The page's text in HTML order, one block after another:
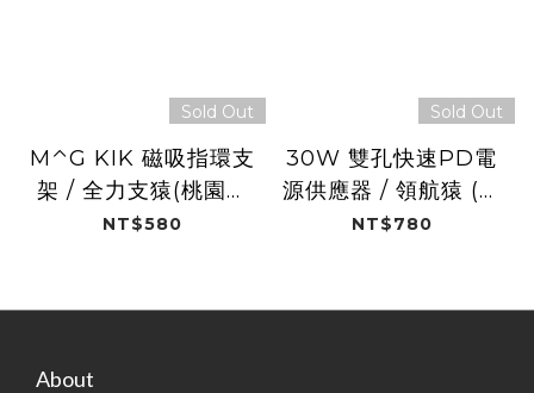
Sold Out
M⌃G KIK 磁吸指環支
架 / 全力支猿(桃園璞
園領航猿)
NT$580
Sold Out
30W 雙孔快速PD電
源供應器 / 領航猿 (桃
園璞園領航猿)
NT$780
About